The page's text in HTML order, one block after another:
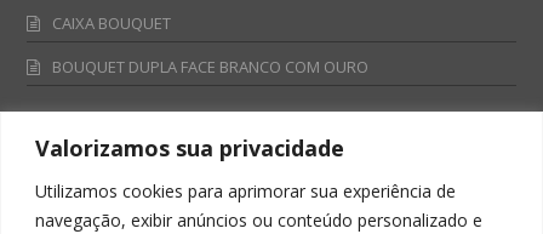
Valorizamos sua privacidade
Utilizamos cookies para aprimorar sua experiência de
navegação, exibir anúncios ou conteúdo personalizado e
CAIXA BOUQUET
BOUQUET DUPLA FACE BRANCO COM OURO
Fale Conosco